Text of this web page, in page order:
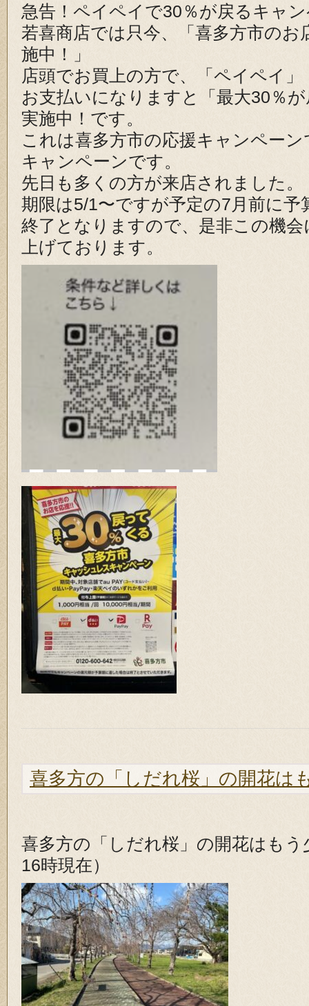
急告！ペイペイで30％が戻るキャ
若喜商店では只今、「喜多方市のお
施中！」
店頭でお買上の方で、「ペイペイ
お支払いになりますと「最大30％
実施中！です。
これは喜多方市の応援キャンペー
キャンペーンです。
先日も多くの方が来店されました。
期限は5/1〜ですが予定の7月前に
終了となりますので、是非この機
上げております。
喜多方の「しだれ桜」の開花は
喜多方の「しだれ桜」の開花はも
16時現在）